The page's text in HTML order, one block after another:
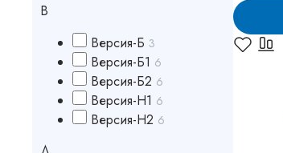
В
Версия-Б 3
Версия-Б1 6
Версия-Б2 6
Версия-Н1 6
Версия-Н2 6